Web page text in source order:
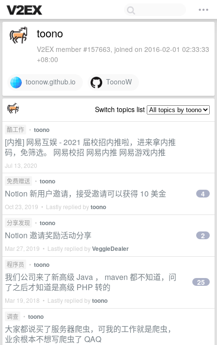
toono
V2EX member #157663, joined on 2016-02-01 02:33:33
+08:00
toonow.github.io ToonoW
Switch topics list
酷工作 • toono
[内推] 网易互娱 - 2021 届校招内推啦，进来拿内推
码，免筛选。 网易校招 网易内推 网易游戏内推
Jul 13, 2020
免费赠送
• toono
Notion 新用户邀请，接受邀请可以获得 10 美金
Oct 23, 2019 • Lastly replied bytoono
4
分享发现 • toono
Notion 邀请奖励活动分享
Mar 27, 2019 • Lastly replied byVeggieDealer
2
程序员 • toono
我们公司来了新高级 Java ， maven 都不知道，问
了之后才知道是高级 PHP 转的
Mar 19, 2018 • Lastly replied bytoono
25
调查 • toono
大家都说买了服务器爬虫，可我的工作就是爬虫，
业余根本不想写爬虫了 QAQ